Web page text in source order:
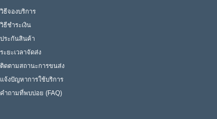
วิธีจองบริการ
วิธีชำระเงิน
ประกันสินค้า
ระยะเวลาจัดส่ง
ติดตามสถานะการขนส่ง
แจ้งปัญหาการใช้บริการ
คำถามที่พบบ่อย (FAQ)